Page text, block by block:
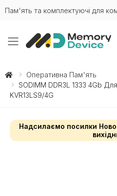
Пам'ять та комплектуючі для
Toggle mobile
Оперативна Пам'ять
SODIMM DDR3L 1333 4Gb
KVR13LS9/4G
Надсилаємо посилки